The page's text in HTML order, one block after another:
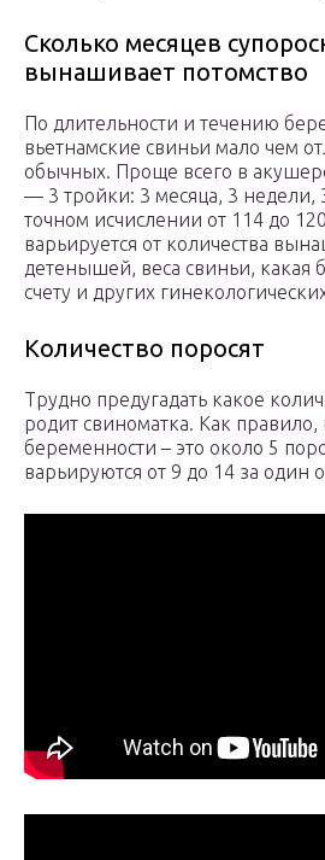
Сколько месяцев
вынашивает потомство
По длительности и течению
вьетнамские свиньи мало чем
обычных. Проще всего в
— 3 тройки: 3 месяца, 3 недели,
точном исчислении от 114 до
варьируется от количества
детенышей, веса свиньи, какая
счету и других
Количество поросят
Трудно предугадать какое
родит свиноматка. Как
беременности – это около 5
варьируются от 9 до 14 за один